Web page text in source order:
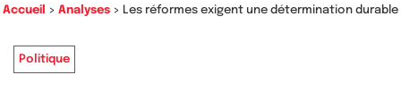
Accueil > Analyses > Les réformes exigent une détermination durable
Politique